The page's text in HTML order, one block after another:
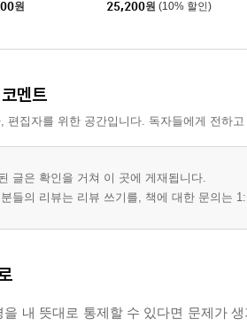
원 25,200원 (10% 할인)
멘트
편집자를 위한 공간입니다. 독자들에게 전하
글은 확인을 거쳐 이 곳에 게재됩니다.
들의 리뷰는 리뷰 쓰기를, 책에 대한 문의는
을 내 뜻대로 통제할 수 있다면 문제가